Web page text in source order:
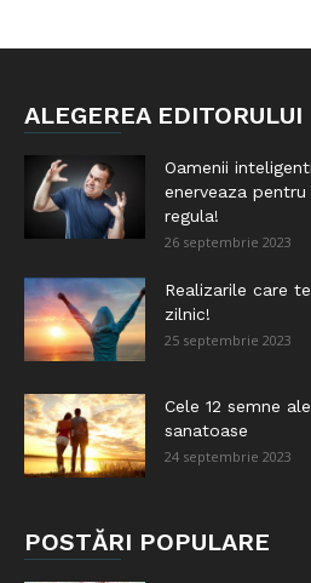
ALEGEREA EDITORULUI
Oamenii
enerveaza
regula!
26 septembrie 2023
Realizarile care
zilnic!
25 septembrie 2023
Cele 12 semne
sanatoase
24 septembrie 2023
POSTĂRI POPULARE